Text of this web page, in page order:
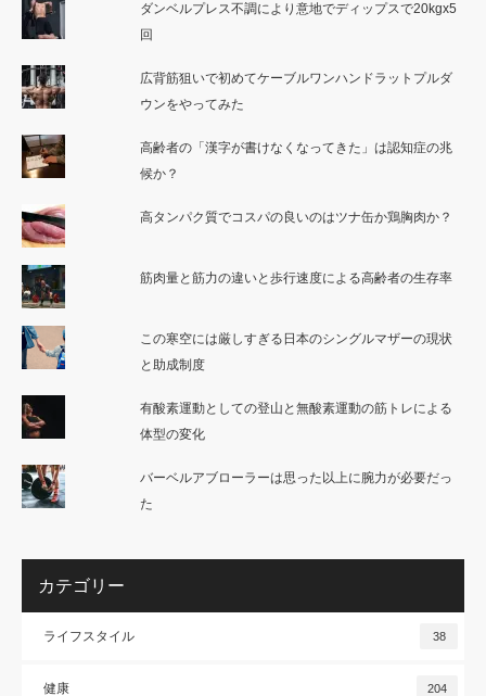
ダンベルプレス不調により意地でディップスで20kgx5
回
広背筋狙いで初めてケーブルワンハンドラットプルダ
ウンをやってみた
高齢者の「漢字が書けなくなってきた」は認知症の兆
候か？
高タンパク質でコスパの良いのはツナ缶か鶏胸肉か？
筋肉量と筋力の違いと歩行速度による高齢者の生存率
この寒空には厳しすぎる日本のシングルマザーの現状
と助成制度
有酸素運動としての登山と無酸素運動の筋トレによる
体型の変化
バーベルアブローラーは思った以上に腕力が必要だっ
た
カテゴリー
ライフスタイル 38
健康 204